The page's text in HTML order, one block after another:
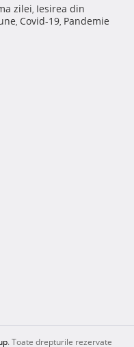
zilei, Iesirea din
, Covid-19, Pandemie
. Toate drepturile rezervate